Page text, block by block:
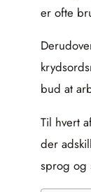
er ofte
bud at
Til hvert
der
sprog og